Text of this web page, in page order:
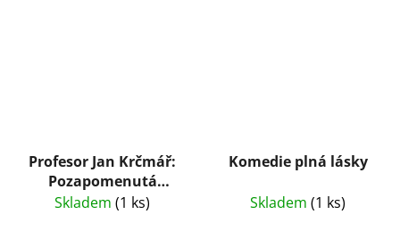
Profesor Jan Krčmář:
Pozapomenutá
osobnost pražské
Skladem (1 ks)
Komedie plná lásky
Skladem (1 ks)